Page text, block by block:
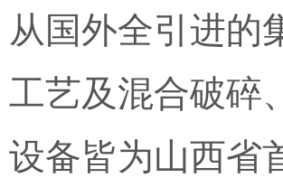
从国外全引进的
工艺及混合破碎
设备皆为山西省